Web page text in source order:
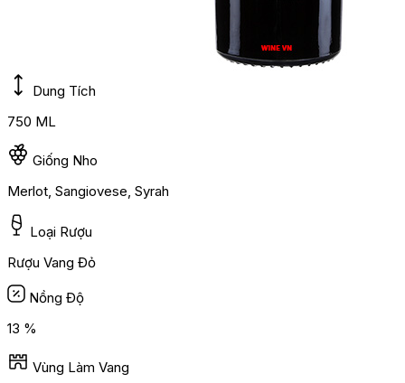
Dung Tích
750 ML
Giống Nho
Merlot, Sangiovese, Syrah
Loại Rượu
Rượu Vang Đỏ
Nồng Độ
13 %
Vùng Làm Vang